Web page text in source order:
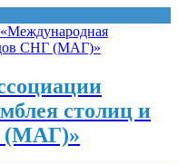
столиц и
(МАГ)»